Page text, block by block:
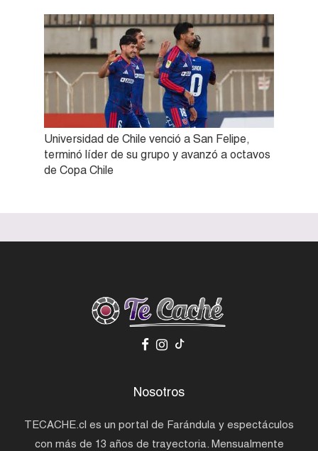
Universidad de Chile venció a San Felipe,
terminó líder de su grupo y avanzó a octavos
de Copa Chile
Nosotros
TECACHE.cl es un portal de Farándula y espectáculos
con más de 13 años de trayectoria. Mensualmente